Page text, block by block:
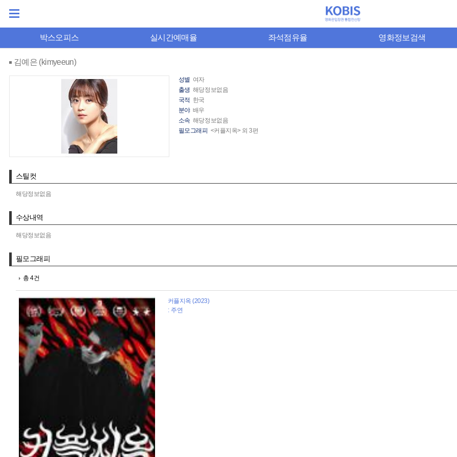
박스오피스 실시간예매율 좌석점유율 영화정보검색
김예은 (kimyeeun)
성별 여자
출생 해당정보없음
국적 한국
분야 배우
소속 해당정보없음
필모그래피 <커플지옥> 외 3편
스틸컷
해당정보없음
수상내역
해당정보없음
필모그래피
총 4건
커플지옥 (2023)
: 주연